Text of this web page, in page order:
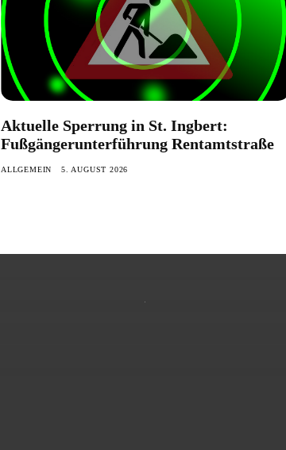
Aktuelle Sperrung in St. Ingbert:
Fußgängerunterführung Rentamtstraße
ALLGEMEIN 5. AUGUST 2026